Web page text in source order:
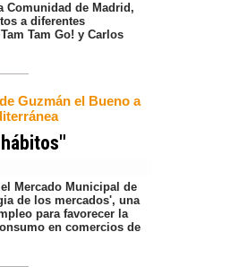
Comunidad de Madrid,
a diferentes
Tam Go! y Carlos
Guzmán el Bueno a
Mercado Municipal de
de los mercados', una
para favorecer la
en comercios de